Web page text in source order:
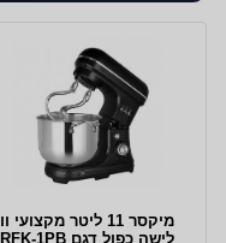
מיקסר 11 ליטר מקצועי וו
לישה כפול דגם RFK-1PB